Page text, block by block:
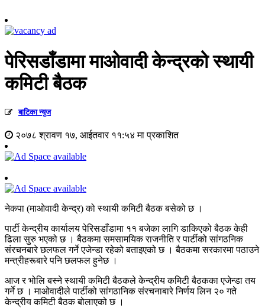
पेरिसडाँडामा माओवादी केन्द्रको स्थायी
कमिटी बैठक
बाटिका न्युज
२०७८ श्रावण १७, आईतवार ११:५४ मा प्रकाशित
नेकपा (माओवादी केन्द्र) को स्थायी कमिटी बैठक बसेको छ ।
पार्टी केन्द्रीय कार्यालय पेरिसडाँडामा ११ बजेका लागि डाकिएको बैठक केही
ढिला सुरु भएको छ । बैठकमा समसामयिक राजनीति र पार्टीको सांगठनिक
संरचनबारे छलफल गर्ने एजेन्डा रहेको बताइएको छ । बैठकमा सरकारमा पठाउने
मन्त्रीहरूबारे पनि छलफल हुनेछ ।
आज र भोलि बस्ने स्थायी कमिटी बै‌ठकले केन्द्रीय कमिटी बैठकका एजेन्डा तय
गर्ने छ । माओवादीले पार्टीको सांगठानिक संरचनाबारे निर्णय लिन २० गते
केन्द्रीय कमिटी बैठक बोलाएको छ ।